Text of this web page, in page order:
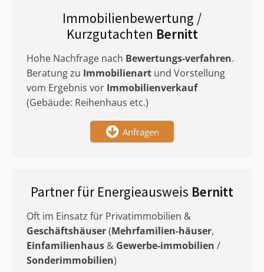
Immobilienbewertung /
Kurzgutachten Bernitt
Hohe Nachfrage nach Bewertungs-verfahren.
Beratung zu Immobilienart und Vorstellung
vom Ergebnis vor Immobilienverkauf
(Gebäude: Reihenhaus etc.)
Anfragen
Partner für Energieausweis Bernitt
Oft im Einsatz für Privatimmobilien &
Geschäftshäuser(Mehrfamilien-häuser,
Einfamilienhaus & Gewerbe-immobilien /
Sonderimmobilien)